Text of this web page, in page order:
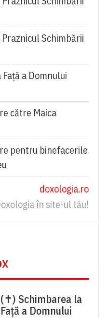
Schimbării
a Domnului
către Maica
pentru binefacerile
doxologia.ro
în site-ul tău!
(✝) Schimbarea la
Față a Domnului